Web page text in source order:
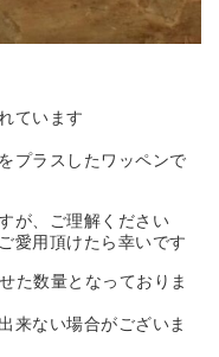
ています
プラスしたワッペンで
が、ご理解ください
愛用頂けたら幸いです
た数量となっておりま
来ない場合がございま